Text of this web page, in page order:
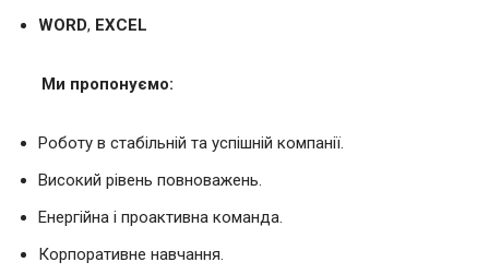
WORD, EXCEL
Ми пропонуємо:
Роботу в стабільній та успішній компанії.
Високий рівень повноважень.
Енергійна і проактивна команда.
Корпоративне навчання.